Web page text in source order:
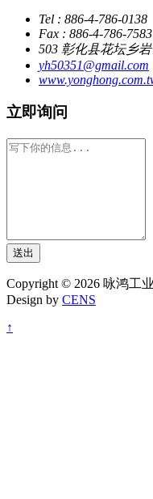
Tel : 886-4-786-0138
Fax : 886-4-786-7583
503 彰化县花坛乡
yh50351@gmail.com
立即询问
送出
Copyright © 2026 咏鸿工
Design by CENS
↑